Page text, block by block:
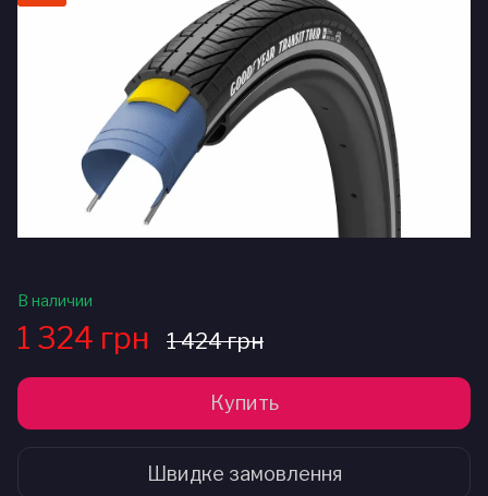
В наличии
1 324 грн 1 424 грн
Купить
Швидке замовлення